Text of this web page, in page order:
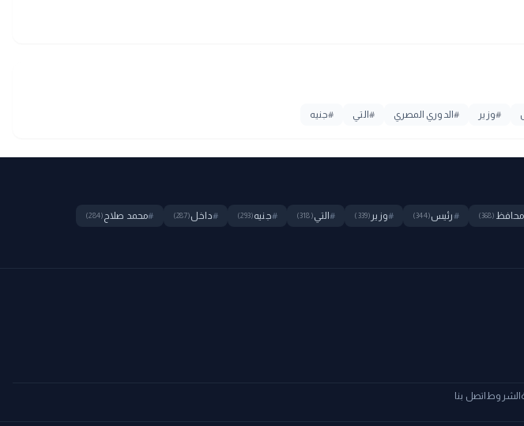
#وزير #الدوري المصري # التي #جنيه
محافظ (368)
#رئيس(344)
#وزير (339)
#التي(318)
#جنيه(293)
#داخل(287)
#محمد صلاح (284)
الشروط اتصل بنا